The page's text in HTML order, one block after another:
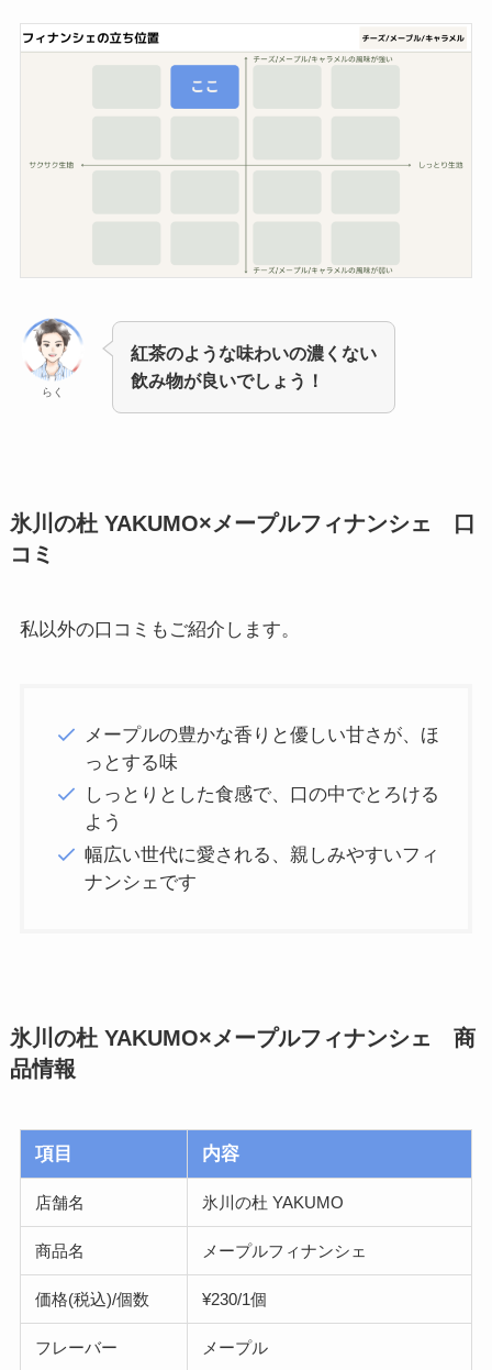
らく
紅茶のような味わいの濃くない
飲み物が良いでしょう！
氷川の杜 YAKUMO×メープルフィナンシェ 口
コミ
私以外の口コミもご紹介します。
メープルの豊かな香りと優しい甘さが、ほ
っとする味
しっとりとした食感で、口の中でとろける
よう
幅広い世代に愛される、親しみやすいフィ
ナンシェです
氷川の杜 YAKUMO×メープルフィナンシェ 商
品情報
項目 内容
店舗名 氷川の杜 YAKUMO
商品名 メープルフィナンシェ
価格(税込)/個数 ¥230/1個
フレーバー メープル